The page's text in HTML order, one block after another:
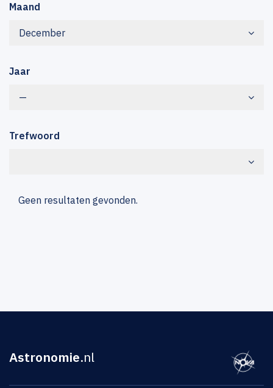
Maand
December
Jaar
—
Trefwoord
Geen resultaten gevonden.
Astronomie.nl